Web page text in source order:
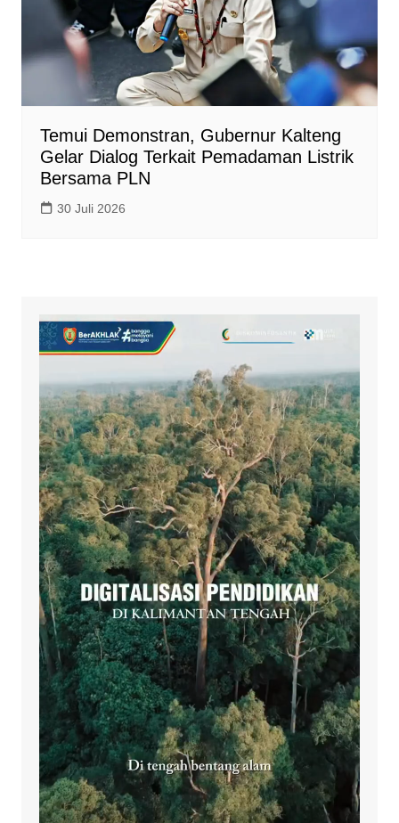
Temui Demonstran, Gubernur Kalteng
Gelar Dialog Terkait Pemadaman Listrik
Bersama PLN
30 Juli 2026